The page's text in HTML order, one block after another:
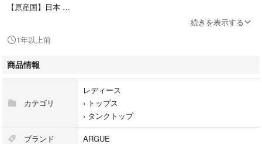
【原産国】日本
ポケット：なし
透け感：あり
生地の厚さ：普通
伸縮性：あり
光沢：なし
続きを表示する
1年以上前
商品情報
カテゴリ
レディース
› トップス
› タンクトップ
ブランド ARGUE